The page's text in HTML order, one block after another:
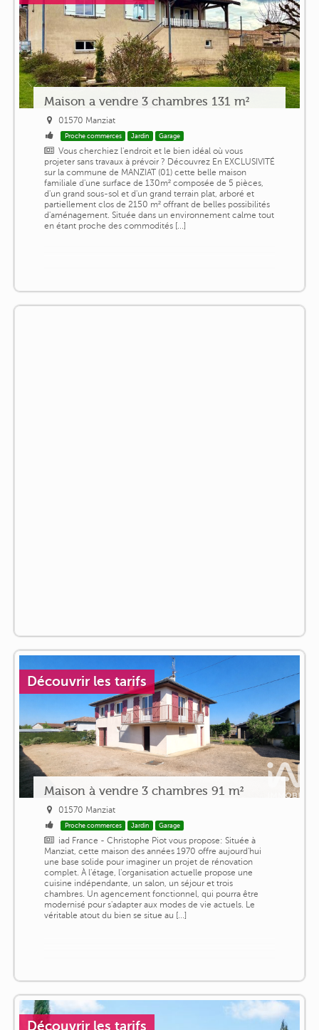
Maison a vendre 3 chambres 131 m²
01570 Manziat
Proche commerces Jardin Garage
Vous cherchiez l'endroit et le bien idéal où vous
projeter sans travaux à prévoir ? Découvrez En EXCLUSIVITÉ
sur la commune de MANZIAT (01) cette belle maison
familiale d'une surface de 130m² composée de 5 pièces,
d'un grand sous-sol et d'un grand terrain plat, arboré et
partiellement clos de 2150 m² offrant de belles possibilités
d'aménagement. Située dans un environnement calme tout
en étant proche des commodités [...]
Découvrir les tarifs
Maison à vendre 3 chambres 91 m²
01570 Manziat
Proche commerces Jardin Garage
iad France - Christophe Piot vous propose: Située à
Manziat, cette maison des années 1970 offre aujourd'hui
une base solide pour imaginer un projet de rénovation
complet. À l'étage, l'organisation actuelle propose une
cuisine indépendante, un salon, un séjour et trois
chambres. Un agencement fonctionnel, qui pourra être
modernisé pour s'adapter aux modes de vie actuels. Le
véritable atout du bien se situe au [...]
Découvrir les tarifs